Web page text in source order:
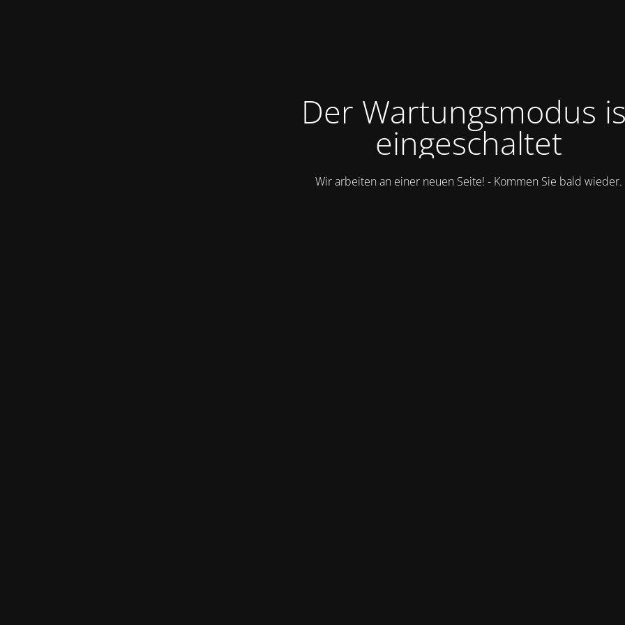
Der Wartungsmodus
eingeschaltet
Wir arbeiten an einer neuen Seite! - Kommen Sie bald wieder.